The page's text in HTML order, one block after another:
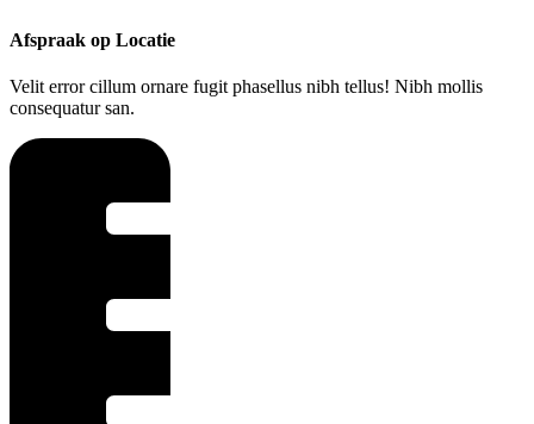
Afspraak op Locatie
Velit error cillum ornare fugit phasellus nibh tellus! Nibh mollis
consequatur san.